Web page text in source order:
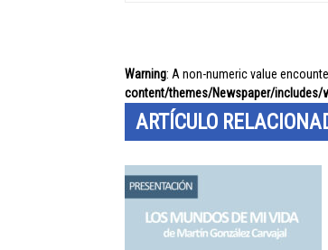
Warning: A non-numeric value
content/themes/Newspaper/includes/
ARTÍCULO